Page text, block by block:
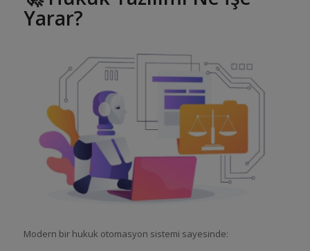
Yarar?
Modern bir hukuk otomasyon sistemi sayesinde: